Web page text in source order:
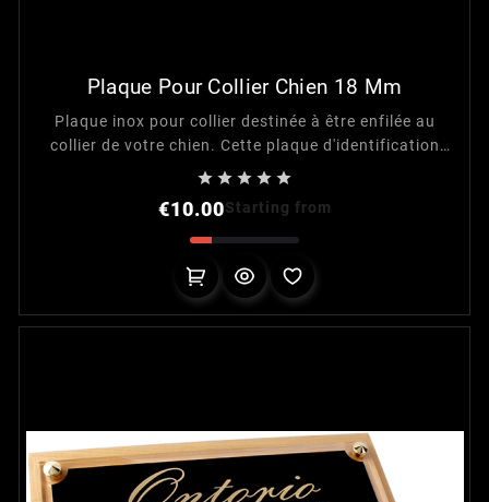
Plaque Pour Collier Chien 18 Mm
Plaque inox pour collier destinée à être enfilée au
collier de votre chien. Cette plaque d'identification
est adaptée pour une largeur de collier de 18 mm
    
€10.00Starting from